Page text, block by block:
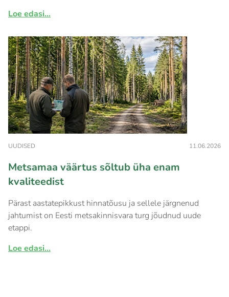
Loe edasi...
UUDISED 11.06.2026
Metsamaa väärtus sõltub üha enam
kvaliteedist
Pärast aastatepikkust hinnatõusu ja sellele järgnenud
jahtumist on Eesti metsakinnisvara turg jõudnud uude
etappi.
Loe edasi...